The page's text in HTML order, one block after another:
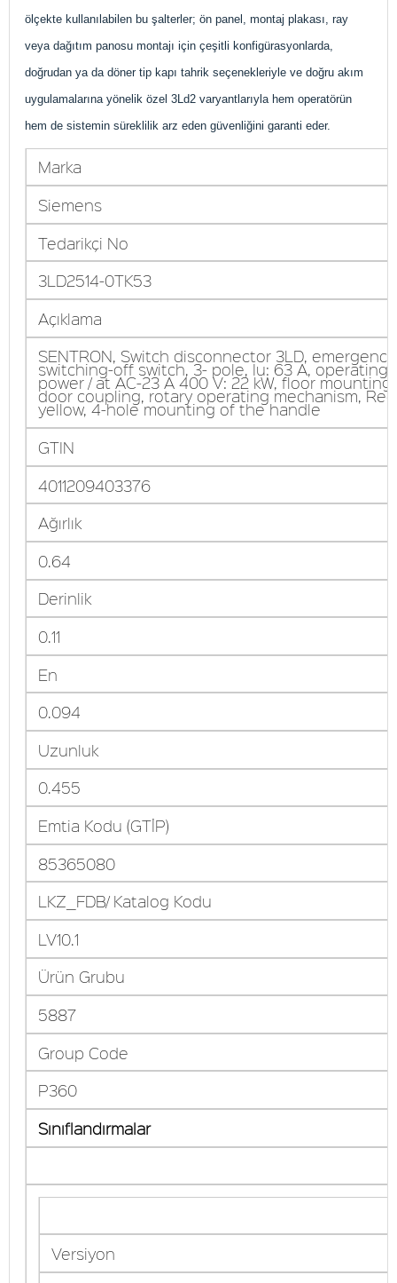
ölçekte kullanılabilen bu şalterler; ön panel, montaj plakası, ray
veya dağıtım panosu montajı için çeşitli konfigürasyonlarda,
doğrudan ya da döner tip kapı tahrik seçenekleriyle ve doğru akım
uygulamalarına yönelik özel 3Ld2 varyantlarıyla hem operatörün
hem de sistemin süreklilik arz eden güvenliğini garanti eder.
Marka
Siemens
Tedarikçi No
3LD2514-0TK53
Açıklama
SENTRON, Switch disconnector 3LD, emergency
switching-off switch, 3- pole, Iu: 63 A, operating
power / at AC-23 A 400 V: 22 kW, floor
door coupling, rotary operating mechanism,
yellow, 4-hole mounting of the handle
GTIN
4011209403376
Ağırlık
0.64
Derinlik
0.11
En
0.094
Uzunluk
0.455
Emtia Kodu (GTİP)
85365080
LKZ_FDB/ Katalog Kodu
LV10.1
Ürün Grubu
5887
Group Code
P360
Sınıflandırmalar
Versiyon